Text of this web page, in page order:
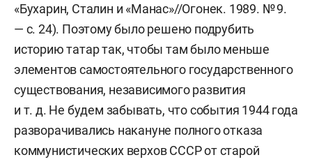
«Бухарин, Сталин и «Манас»//Огонек. 1989. № 9.
— с. 24). Поэтому было решено подрубить
историю татар так, чтобы там было меньше
элементов самостоятельного государственного
существования, независимого развития
и т. д. Не будем забывать, что события 1944 года
разворачивались накануне полного отказа
коммунистических верхов СССР от старой